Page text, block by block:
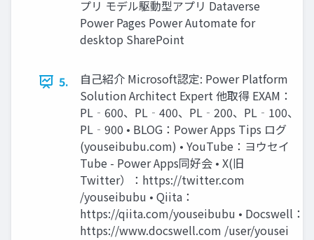
プリ モデル駆動型アプリ Dataverse
Power Pages Power Automate for
desktop SharePoint
5.
自己紹介 Microsoft認定: Power Platform
Solution Architect Expert 他取得 EXAM：
PL‐600、PL‐400、PL‐200、PL‐100、
PL‐900 • BLOG：Power Apps Tips ログ
(youseibubu.com) • YouTube：ヨウセイ
Tube - Power Apps同好会 • X(旧
Twitter）：https://twitter.com
/youseibubu • Qiita：
https://qiita.com/youseibubu • Docswell：
https://www.docswell.com /user/yousei